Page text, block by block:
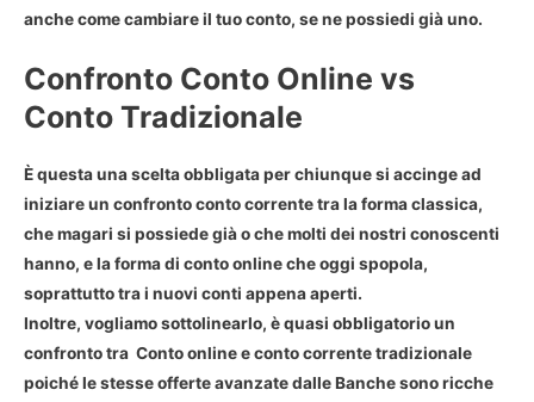
anche come cambiare il tuo conto, se ne possiedi già uno.
Confronto Conto Online vs
Conto Tradizionale
È questa una scelta obbligata per chiunque si accinge ad
iniziare un confronto conto corrente tra la forma classica,
che magari si possiede già o che molti dei nostri conoscenti
hanno, e la forma di conto online che oggi spopola,
soprattutto tra i nuovi conti appena aperti.
Inoltre, vogliamo sottolinearlo, è quasi obbligatorio un
confronto tra Conto online e conto corrente tradizionale
poiché le stesse offerte avanzate dalle Banche sono ricche